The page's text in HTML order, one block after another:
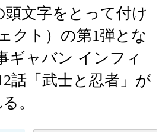
頭文字をとって付け
クト）の第1弾とな
ギャバン インフィ
話「武士と忍者」が
。